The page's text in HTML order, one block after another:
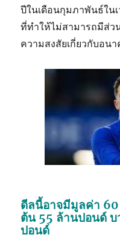
ปีในเดือนกุมภาพันธ์ใน
ที่ทำให้ไม่สามารถมีส่ว
ความสงสัยเกี่ยวกับอนา
ดีลนี้อาจมีมูลค่า
ต้น 55 ล้านปอนด์ บ
ปอนด์